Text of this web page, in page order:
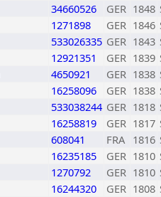
34660526 GER 1848
1271898 GER 1846
533026335 GER 1843
12921351 GER 1839
4650921 GER 1838
16258096 GER 1838
533038244 GER 1818
16258819 GER 1817
608041 FRA 1816
16235185 GER 1810
1270792 GER 1810
16244320 GER 1808